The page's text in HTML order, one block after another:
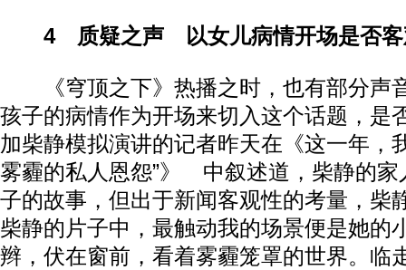
4 质疑之声 以女儿病情开场是否客
《穹顶之下》热播之时，也有部分声
孩子的病情作为开场来切入这个话题，是
加柴静模拟演讲的记者昨天在《这一年，
雾霾的私人恩怨”》 中叙述道，柴静的家
子的故事，但出于新闻客观性的考量，柴
柴静的片子中，最触动我的场景便是她的
辫，伏在窗前，看着雾霾笼罩的世界。临